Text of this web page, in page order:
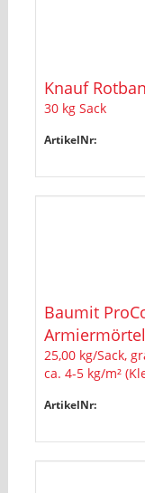
Knauf
30 kg Sack
ArtikelNr:
Baumit
Armiermörtel
25,00 kg/Sack,
ca. 4-5 kg/m²
ArtikelNr: